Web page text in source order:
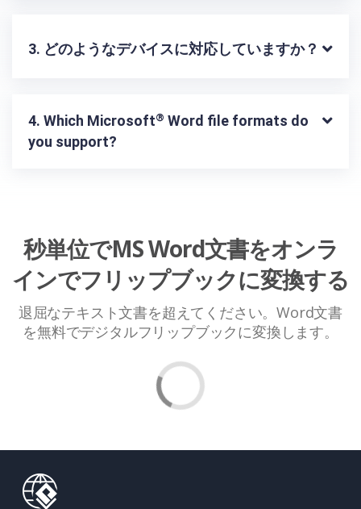
3. どのようなデバイスに対応していますか？
4. Which Microsoft® Word file formats do
you support?
秒単位でMS Word文書をオンラ
インでフリップブックに変換する
退屈なテキスト文書を超えてください。Word文書
を無料でデジタルフリップブックに変換します。